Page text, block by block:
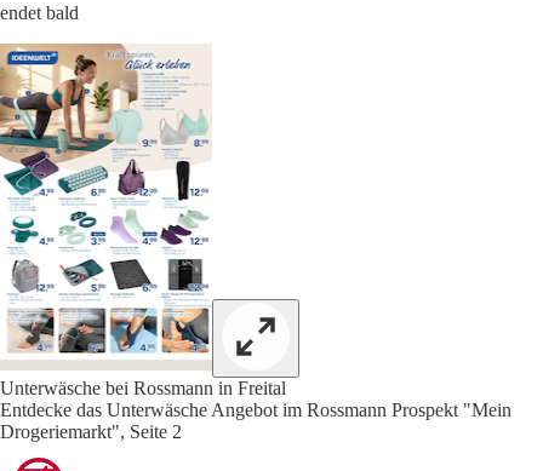
endet bald
Unterwäsche bei Rossmann in Freital
Entdecke das Unterwäsche Angebot im Rossmann Prospekt "Mein
Drogeriemarkt", Seite 2